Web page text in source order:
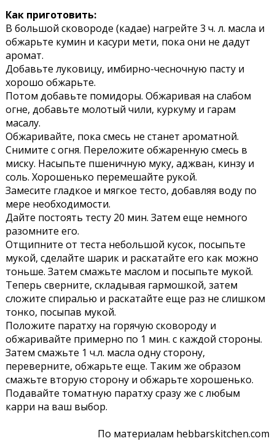
Как приготовить:
В большой сковороде (кадае) нагрейте 3 ч. л. масла и
обжарьте кумин и касури мети, пока они не дадут
аромат.
Добавьте луковицу, имбирно-чесночную пасту и
хорошо обжарьте.
Потом добавьте помидоры. Обжаривая на слабом
огне, добавьте молотый чили, куркуму и гарам
масалу.
Обжаривайте, пока смесь не станет ароматной.
Снимите с огня. Переложите обжаренную смесь в
миску. Насыпьте пшеничную муку, аджван, кинзу и
соль. Хорошенько перемешайте рукой.
Замесите гладкое и мягкое тесто, добавляя воду по
мере необходимости.
Дайте постоять тесту 20 мин. Затем еще немного
разомните его.
Отщипните от теста небольшой кусок, посыпьте
мукой, сделайте шарик и раскатайте его как можно
тоньше. Затем смажьте маслом и посыпьте мукой.
Теперь сверните, складывая гармошкой, затем
сложите спиралью и раскатайте еще раз не слишком
тонко, посыпав мукой.
Положите паратху на горячую сковороду и
обжаривайте примерно по 1 мин. с каждой стороны.
Затем смажьте 1 ч.л. масла одну сторону,
переверните, обжарьте еще. Таким же образом
смажьте вторую сторону и обжарьте хорошенько.
Подавайте томатную паратху сразу же с любым
карри на ваш выбор.
По материалам hebbarskitchen.com